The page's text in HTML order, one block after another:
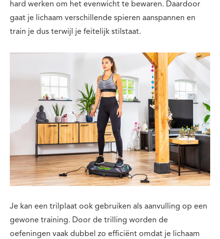
hard werken om het evenwicht te bewaren. Daardoor
gaat je lichaam verschillende spieren aanspannen en
train je dus terwijl je feitelijk stilstaat.
Je kan een trilplaat ook gebruiken als aanvulling op een
gewone training. Door de trilling worden de
oefeningen vaak dubbel zo efficiënt omdat je lichaam